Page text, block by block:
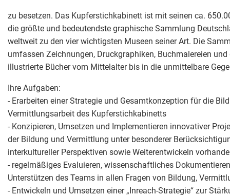
zu besetzen. Das Kupferstichkabinett ist mit seinen ca.
die größte und bedeutendste graphische Sammlung
weltweit zu den vier wichtigsten Museen seiner Art. Die
umfassen Zeichnungen, Druckgraphiken, Buchmalereien und
illustrierte Bücher vom Mittelalter bis in die unmittelbare
Ihre Aufgaben:
- Erarbeiten einer Strategie und Gesamtkonzeption für die
Vermittlungsarbeit des Kupferstichkabinetts
- Konzipieren, Umsetzen und Implementieren innovativer
der Bildung und Vermittlung unter besonderer
interkultureller Perspektiven sowie Weiterentwickeln
- regelmäßiges Evaluieren, wissenschaftliches
Unterstützen des Teams in allen Fragen von Bildung,
- Entwickeln und Umsetzen einer „Inreach-Strategie“ zur